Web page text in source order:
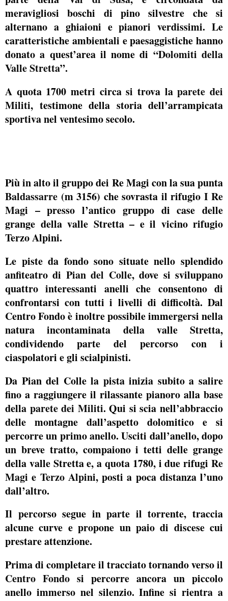
meravigliosi boschi di pino silvestre che si
alternano a ghiaioni e pianori verdissimi. Le
caratteristiche ambientali e paesaggistiche hanno
donato a quest’area il nome di “Dolomiti della
Valle Stretta”.
A quota 1700 metri circa si trova laparete dei
Militi, testimone della storia dell’arrampicata
sportiva nel ventesimo secolo.
Più in alto il gruppo dei Re Magi con la sua punta
Baldassarre (m 3156) che sovrasta il rifugio I Re
Magi – presso l’antico gruppo di case delle
grange della valle Stretta – e il vicino rifugio
Terzo Alpini.
Le piste da fondo sono situate nello splendido
anfiteatro di Pian del Colle, dove si sviluppano
quattro interessanti anelli che consentono di
confrontarsi con tutti i livelli di difficoltà. Dal
Centro Fondo è inoltre possibile immergersi nella
natura incontaminata della valle Stretta,
condividendo parte del percorso con i
ciaspolatori e gli scialpinisti.
Da Pian del Colle la pista inizia subito a salire
fino a raggiungere il rilassante pianoro alla base
della parete dei Militi. Qui si scia nell’abbraccio
delle montagne dall’aspetto dolomitico e si
percorre un primo anello. Usciti dall’anello, dopo
un breve tratto, compaiono i tetti delle grange
della valle Stretta e, a quota 1780, i due rifugi Re
Magi e Terzo Alpini, posti a poca distanza l’uno
dall’altro.
Il percorso segue in parte il torrente, traccia
alcune curve e propone un paio di discese cui
prestare attenzione.
Prima di completare il tracciato tornando verso il
Centro Fondo si percorre ancora un piccolo
anello immerso nel silenzio. Infine si rientra a